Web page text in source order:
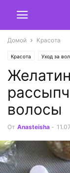
Домой Красота
Красота Уход за
волосы
От Anasteisha -